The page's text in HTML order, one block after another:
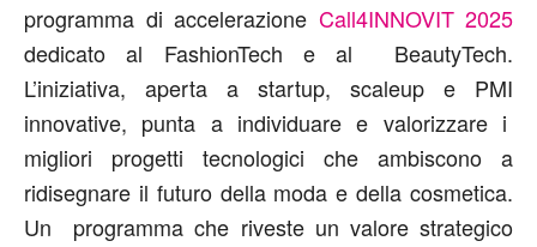
programma di accelerazione Call4INNOVIT 2025
dedicato al FashionTech e al BeautyTech.
L’iniziativa, aperta a startup, scaleup e PMI
innovative, punta a individuare e valorizzare i
migliori progetti tecnologici che ambiscono a
ridisegnare il futuro della moda e della cosmetica.
Un programma che riveste un valore strategico